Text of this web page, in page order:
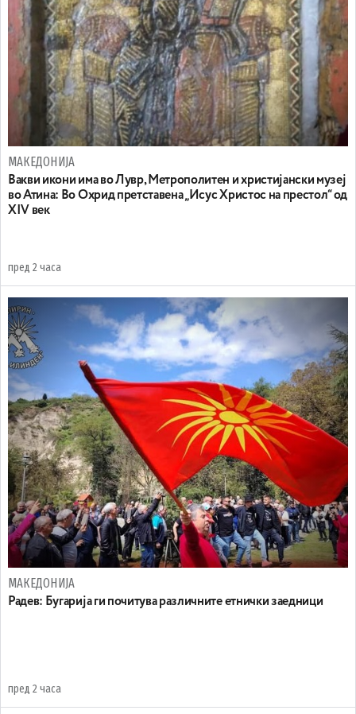
МАКЕДОНИЈА
Вакви икони има во Лувр, Метрополитен и христијански музеј
во Атина: Во Охрид претставена „Исус Христос на престол“ од
XIV век
пред 2 часа
МАКЕДОНИЈА
Радев: Бугарија ги почитува различните етнички заедници
пред 2 часа